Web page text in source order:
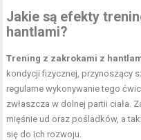
Jakie są efekty
hantlami?
Trening z zakrokami z
kondycji fizycznej, przynoszący
regularne wykonywanie tego
zwłaszcza w dolnej partii ciała.
mięśnie ud oraz pośladków, a
się do ich rozwoju.